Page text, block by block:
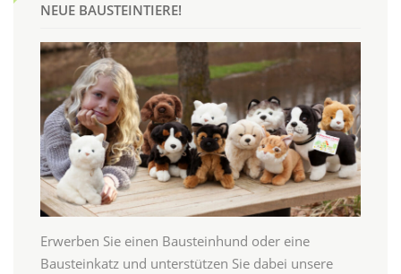
NEUE BAUSTEINTIERE!
Erwerben Sie einen Bausteinhund oder eine
Bausteinkatz und unterstützen Sie dabei unsere